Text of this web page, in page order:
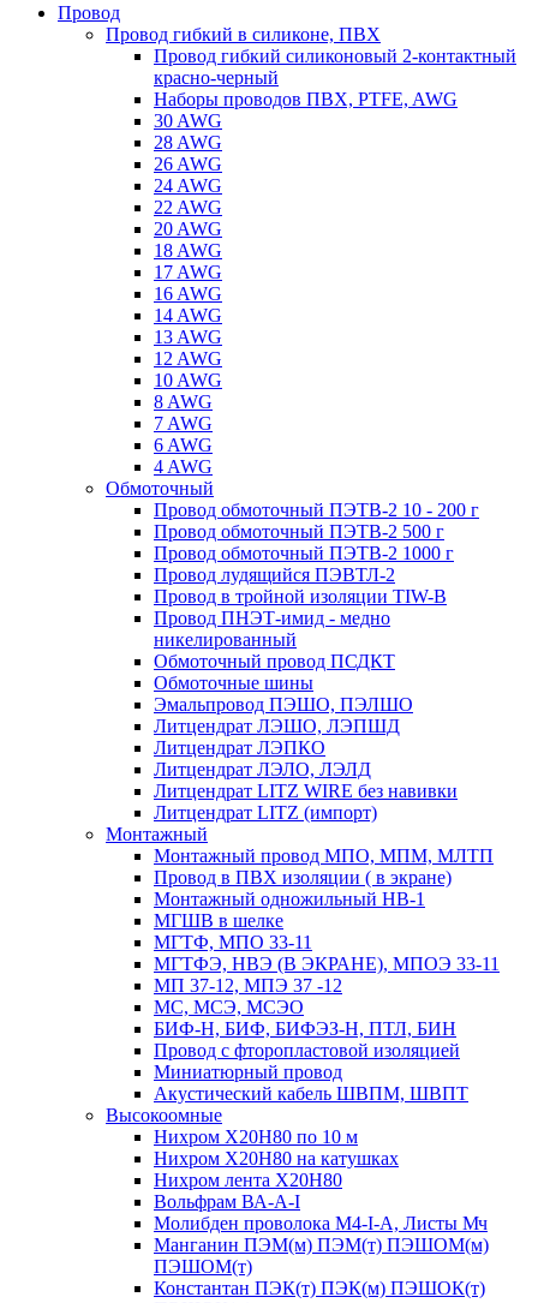
Провод
Провод гибкий в силиконе, ПВХ
Провод гибкий силиконовый 2-контактный
красно-черный
Наборы проводов ПВХ, PTFE, AWG
30 AWG
28 AWG
26 AWG
24 AWG
22 AWG
20 AWG
18 AWG
17 AWG
16 AWG
14 AWG
13 AWG
12 AWG
10 AWG
8 AWG
7 AWG
6 AWG
4 AWG
Обмоточный
Провод обмоточный ПЭТВ-2 10 - 200 г
Провод обмоточный ПЭТВ-2 500 г
Провод обмоточный ПЭТВ-2 1000 г
Провод лудящийся ПЭВТЛ-2
Провод в тройной изоляции TIW-B
Провод ПНЭТ-имид - медно
никелированный
Обмоточный провод ПСДКТ
Обмоточные шины
Эмальпровод ПЭШО, ПЭЛШО
Литцендрат ЛЭШО, ЛЭПШД
Литцендрат ЛЭПКО
Литцендрат ЛЭЛО, ЛЭЛД
Литцендрат LITZ WIRE без навивки
Литцендрат LITZ (импорт)
Монтажный
Монтажный провод МПО, МПМ, МЛТП
Провод в ПВХ изоляции ( в экране)
Монтажный одножильный HB-1
МГШВ в шелке
МГТФ, МПО 33-11
МГТФЭ, НВЭ (В ЭКРАНЕ), МПОЭ 33-11
МП 37-12, МПЭ 37 -12
МС, МСЭ, МСЭО
БИФ-Н, БИФ, БИФЭЗ-Н, ПТЛ, БИН
Провод с фторопластовой изоляцией
Миниатюрный провод
Акустический кабель ШВПМ, ШВПТ
Высокоомные
Нихром Х20Н80 по 10 м
Нихром Х20Н80 на катушках
Нихром лента Х20Н80
Вольфрам ВА-А-I
Молибден проволока М4-I-А, Листы Мч
Манганин ПЭМ(м) ПЭМ(т) ПЭШОМ(м)
ПЭШОМ(т)
Константан ПЭК(т) ПЭК(м) ПЭШОК(т)